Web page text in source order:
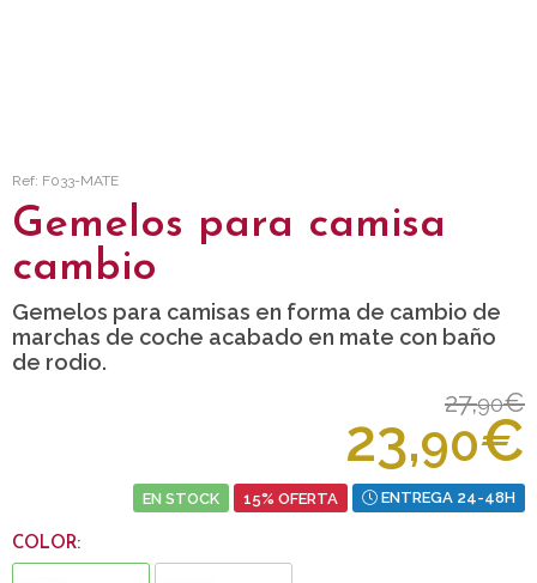
Ref: F033-MATE
Gemelos para camisa
cambio
Gemelos para camisas en forma de cambio de
marchas de coche acabado en mate con baño
de rodio.
27,90€
23,90€
EN STOCK 15% OFERTA ENTREGA 24-48H
COLOR: